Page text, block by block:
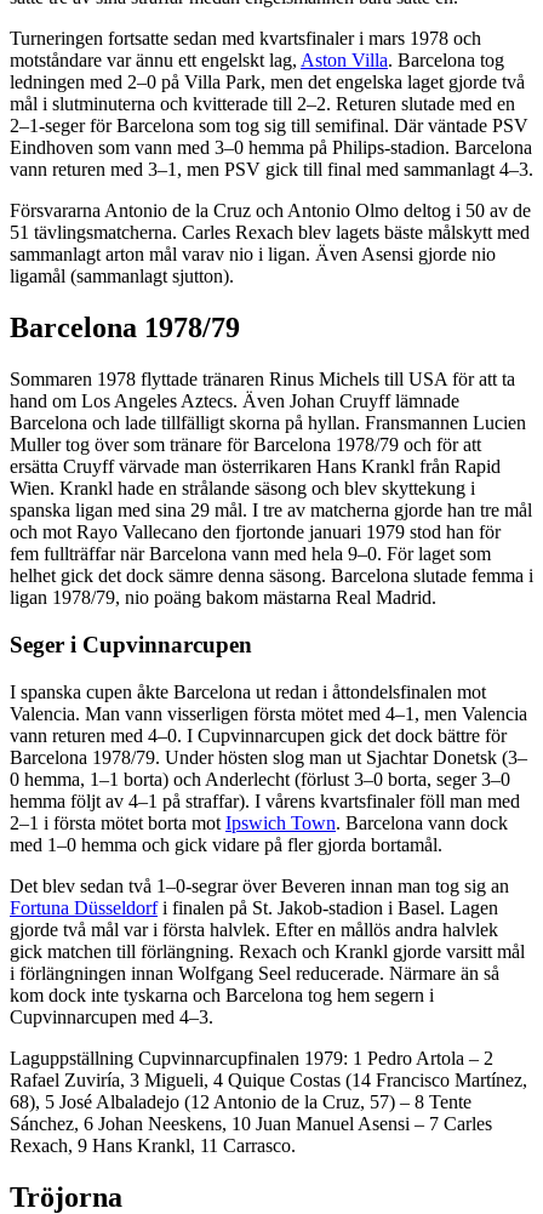
Turneringen fortsatte sedan med kvartsfinaler i mars 1978 och
motståndare var ännu ett engelskt lag, Aston Villa. Barcelona tog
ledningen med 2–0 på Villa Park, men det engelska laget gjorde två
mål i slutminuterna och kvitterade till 2–2. Returen slutade med en
2–1-seger för Barcelona som tog sig till semifinal. Där väntade PSV
Eindhoven som vann med 3–0 hemma på Philips-stadion. Barcelona
vann returen med 3–1, men PSV gick till final med sammanlagt 4–3.
Försvararna Antonio de la Cruz och Antonio Olmo deltog i 50 av de
51 tävlingsmatcherna. Carles Rexach blev lagets bäste målskytt med
sammanlagt arton mål varav nio i ligan. Även Asensi gjorde nio
ligamål (sammanlagt sjutton).
Barcelona 1978/79
Sommaren 1978 flyttade tränaren Rinus Michels till USA för att ta
hand om Los Angeles Aztecs. Även Johan Cruyff lämnade
Barcelona och lade tillfälligt skorna på hyllan. Fransmannen Lucien
Muller tog över som tränare för Barcelona 1978/79 och för att
ersätta Cruyff värvade man österrikaren Hans Krankl från Rapid
Wien. Krankl hade en strålande säsong och blev skyttekung i
spanska ligan med sina 29 mål. I tre av matcherna gjorde han tre mål
och mot Rayo Vallecano den fjortonde januari 1979 stod han för
fem fullträffar när Barcelona vann med hela 9–0. För laget som
helhet gick det dock sämre denna säsong. Barcelona slutade femma i
ligan 1978/79, nio poäng bakom mästarna Real Madrid.
Seger i Cupvinnarcupen
I spanska cupen åkte Barcelona ut redan i åttondelsfinalen mot
Valencia. Man vann visserligen första mötet med 4–1, men Valencia
vann returen med 4–0. I Cupvinnarcupen gick det dock bättre för
Barcelona 1978/79. Under hösten slog man ut Sjachtar Donetsk (3–
0 hemma, 1–1 borta) och Anderlecht (förlust 3–0 borta, seger 3–0
hemma följt av 4–1 på straffar). I vårens kvartsfinaler föll man med
2–1 i första mötet borta mot Ipswich Town. Barcelona vann dock
med 1–0 hemma och gick vidare på fler gjorda bortamål.
Det blev sedan två 1–0-segrar över Beveren innan man tog sig an
Fortuna Düsseldorfi finalen på St. Jakob-stadion i Basel. Lagen
gjorde två mål var i första halvlek. Efter en mållös andra halvlek
gick matchen till förlängning. Rexach och Krankl gjorde varsitt mål
i förlängningen innan Wolfgang Seel reducerade. Närmare än så
kom dock inte tyskarna och Barcelona tog hem segern i
Cupvinnarcupen med 4–3.
Laguppställning Cupvinnarcupfinalen 1979: 1 Pedro Artola – 2
Rafael Zuviría, 3 Migueli, 4 Quique Costas (14 Francisco Martínez,
68), 5 José Albaladejo (12 Antonio de la Cruz, 57) – 8 Tente
Sánchez, 6 Johan Neeskens, 10 Juan Manuel Asensi – 7 Carles
Rexach, 9 Hans Krankl, 11 Carrasco.
Tröjorna